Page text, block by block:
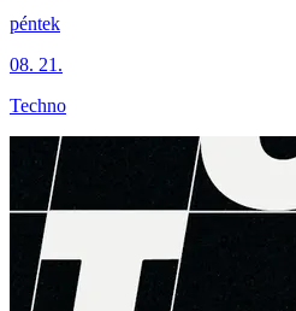
péntek
08. 21.
Techno